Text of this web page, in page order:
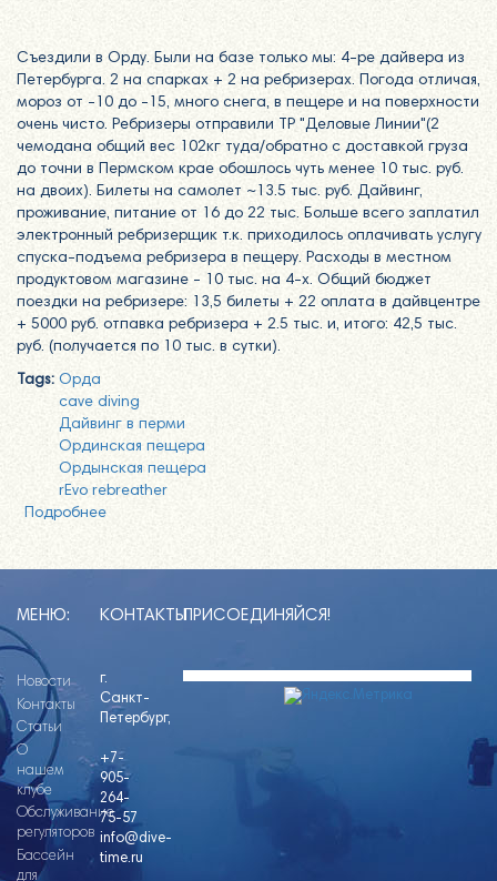
Съездили в Орду. Были на базе только мы: 4-ре дайвера из
Петербурга. 2 на спарках + 2 на ребризерах. Погода отличая,
мороз от -10 до -15, много снега, в пещере и на поверхности
очень чисто. Ребризеры отправили ТР "Деловые Линии"(2
чемодана общий вес 102кг туда/обратно с доставкой груза
до точни в Пермском крае обошлось чуть менее 10 тыс. руб.
на двоих). Билеты на самолет ~13.5 тыс. руб. Дайвинг,
проживание, питание от 16 до 22 тыс. Больше всего заплатил
электронный ребризерщик т.к. приходилось оплачивать услугу
спуска-подъема ребризера в пещеру. Расходы в местном
продуктовом магазине - 10 тыс. на 4-х. Общий бюджет
поездки на ребризере: 13,5 билеты + 22 оплата в дайвцентре
+ 5000 руб. отпавка ребризера + 2.5 тыс. и, итого: 42,5 тыс.
руб. (получается по 10 тыс. в сутки).
Tags: Орда
cave diving
Дайвинг в перми
Ординская пещера
Ордынская пещера
rEvo rebreather
Подробнее
МЕНЮ:
Новости
Контакты
Статьи
О
нашем
клубе
Обслуживание
регуляторов
Бассейн
для
КОНТАКТЫ
г.
Санкт-
Петербург,
+7-
905-
264-
75-57
info@dive-
time.ru
ПРИСОЕДИНЯЙСЯ!